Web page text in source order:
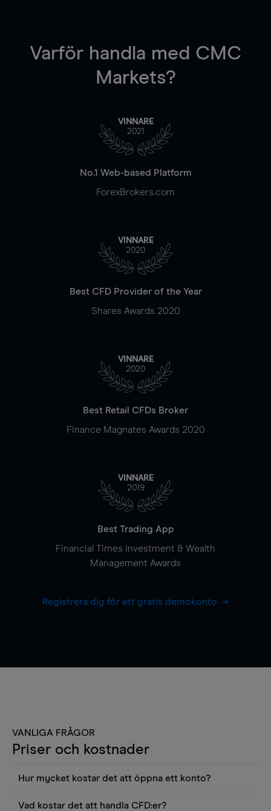
Varför handla med CMC
Markets?
VINNARE
2021
No.1 Web-based Platform
ForexBrokers.com
VINNARE
2020
Best CFD Provider of the Year
Shares Awards 2020
VINNARE
2020
Best Retail CFDs Broker
Finance Magnates Awards 2020
VINNARE
2019
Best Trading App
Financial Times Investment & Wealth
Management Awards
Registrera dig för ett gratis demokonto
VANLIGA FRÅGOR
Priser och kostnader
Hur mycket kostar det att öppna ett konto?
Vad kostar det att handla CFD:er?